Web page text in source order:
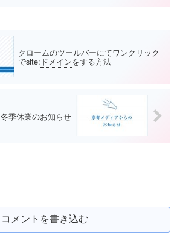
クロームのツールバーにてワンクリック
でsite: ドメインをする方法
冬季休業のお知らせ
コメントを書き込む